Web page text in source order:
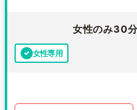
女性のみ30
女性専用